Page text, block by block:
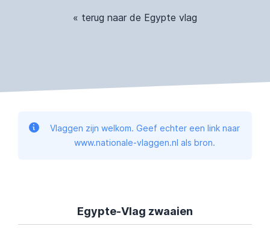
« terug naar de Egypte vlag
Vlaggen zijn welkom. Geef echter een link naar
www.nationale-vlaggen.nl als bron.
Egypte-Vlag zwaaien